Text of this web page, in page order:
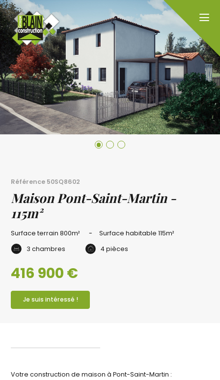
Référence 50SQ8602
Maison Pont-Saint-Martin -
115m²
Surface terrain800m² Surface habitable115m²
3 chambres
4 pièces
416 900 €
Je suis intéressé !
Votre construction de maison à Pont-Saint-Martin :